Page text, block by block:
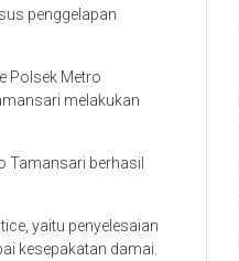
penggelapan
Polsek Metro
melakukan
Tamansari berhasil
yaitu penyelesaian
kesepakatan damai.